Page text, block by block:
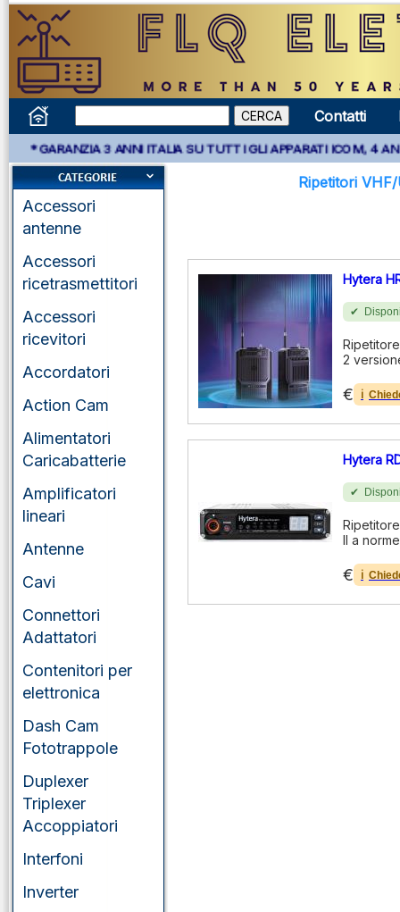
Contatti
3 ANNI ITALIA SU TUTTI GLI APPARATI ICOM, 4 ANNI
Accessori
antenne
Accessori
ricetrasmettitori
Accessori
ricevitori
Accordatori
Action Cam
Alimentatori
Caricabatterie
Amplificatori
lineari
Antenne
Cavi
Connettori
Adattatori
Contenitori per
elettronica
Dash Cam
Fototrappole
Duplexer
Triplexer
Accoppiatori
Interfoni
Inverter
Ripetitori
Hytera
2
€
Hytera
II a
€